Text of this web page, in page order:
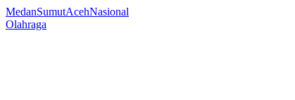
MedanSumutAcehNasional
Olahraga